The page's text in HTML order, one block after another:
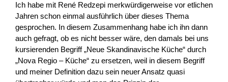
Ich habe mit René Redzepi merkwürdigerweise vor etlichen
Jahren schon einmal ausführlich über dieses Thema
gesprochen. In diesem Zusammenhang habe ich ihn dann
auch gefragt, ob es nicht besser wäre, den damals bei uns
kursierenden Begriff „Neue Skandinavische Küche“ durch
„Nova Regio – Küche“ zu ersetzen, weil in diesem Begriff
und meiner Definition dazu sein neuer Ansatz quasi